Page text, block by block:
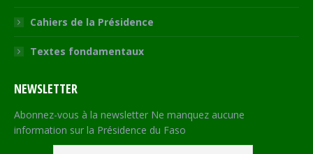
Cahiers de la Présidence
Textes fondamentaux
NEWSLETTER
Abonnez-vous à la newsletter Ne manquez aucune
information sur la Présidence du Faso